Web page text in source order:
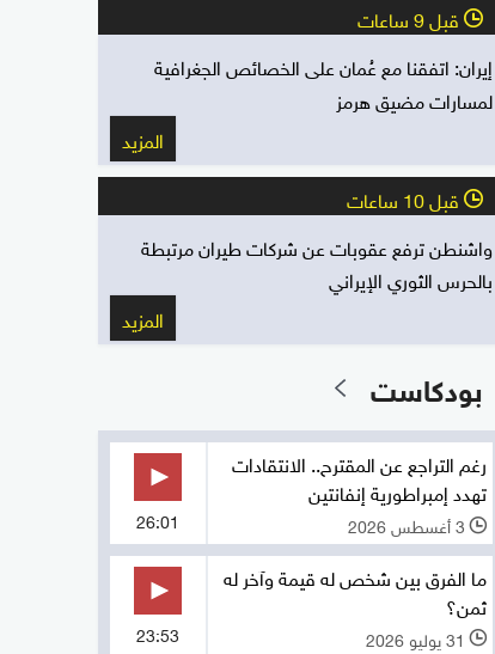
l قبل 9 ساعات
إيران: اتفقنا مع عُمان على الخصائص الجغرافية
لمسارات مضيق هرمز
المزيد
l قبل 10 ساعات
واشنطن ترفع عقوبات عن شركات طيران مرتبطة
بالحرس الثوري الإيراني
المزيد
بودكاست
رغم التراجع عن المقترح.. الانتقادات
تهدد إمبراطورية إنفانتين
l 3 أغسطس 2026 26:01
ما الفرق بين شخص له قيمة وآخر له
ثمن؟
l 31 يوليو 2026 23:53